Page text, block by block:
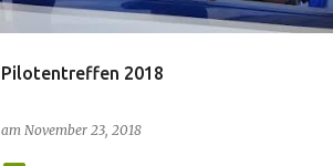
Pilotentreffen 2018
am November 23, 2018